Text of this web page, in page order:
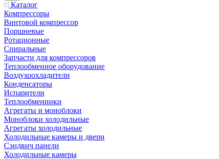
Каталог
Компрессоры
Винтовой компрессор
Поршневые
Ротационные
Спиральные
Запчасти для компрессоров
Теплообменное оборудование
Воздухоохладители
Конденсаторы
Испарители
Теплообменники
Агрегаты и моноблоки
Моноблоки холодильные
Агрегаты холодильные
Холодильные камеры и двери
Сэндвич панели
Холодильные камеры